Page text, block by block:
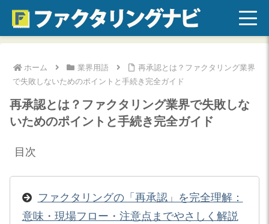
ホーム 業界用語
再承認とは？ファクタリング業界
で失敗しないためのポイントと手続き完全ガイド
再承認とは？ファクタリング業界で失敗しな
いためのポイントと手続き完全ガイド
目次
ファクタリングの「再承認」を完全理解：
意味・現場フロー・注意点までやさしく解説